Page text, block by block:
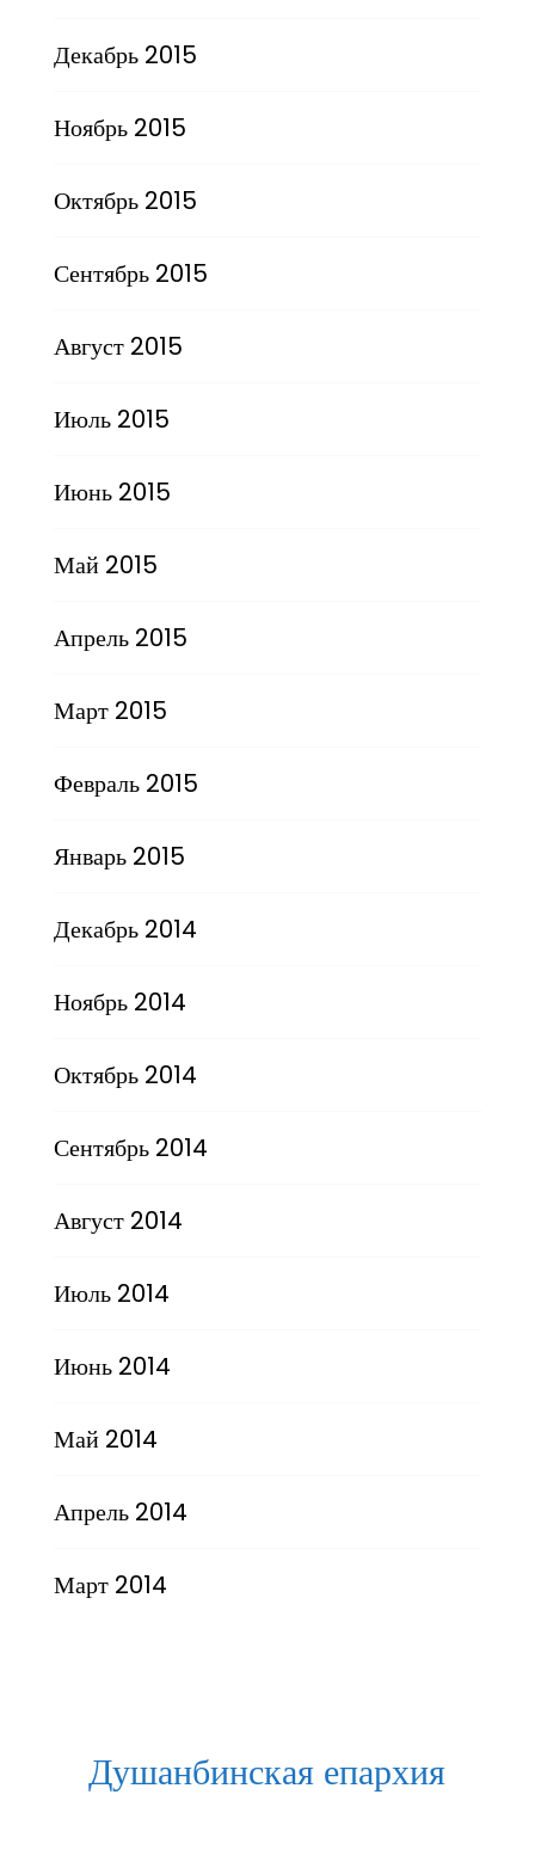
Декабрь 2015
Ноябрь 2015
Октябрь 2015
Сентябрь 2015
Август 2015
Июль 2015
Июнь 2015
Май 2015
Апрель 2015
Март 2015
Февраль 2015
Январь 2015
Декабрь 2014
Ноябрь 2014
Октябрь 2014
Сентябрь 2014
Август 2014
Июль 2014
Июнь 2014
Май 2014
Апрель 2014
Март 2014
Душанбинская епархия